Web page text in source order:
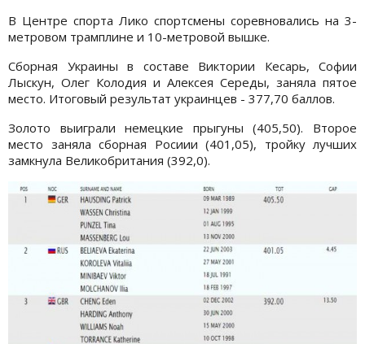
В Центре спорта Лико спортсмены соревновались на 3-
метровом трамплине и 10-метровой вышке.
Сборная Украины в составе Виктории Кесарь, Софии
Лыскун, Олег Колодия и Алексея Середы, заняла пятое
место. Итоговый результат украинцев - 377,70 баллов.
Золото выиграли немецкие прыгуны (405,50). Второе
место заняла сборная Росиии (401,05), тройку лучших
замкнула Великобритания (392,0).